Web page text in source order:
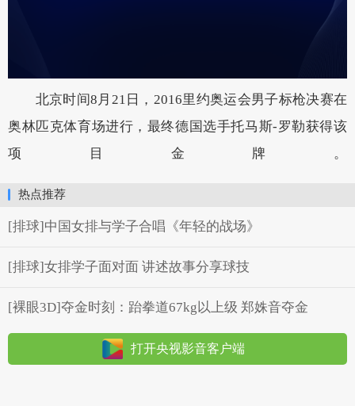
北京时间8月21日，2016里约奥运会男子标枪决赛在
奥林匹克体育场进行，最终德国选手托马斯-罗勒获得该
项目金牌。
热点推荐
[排球]中国女排与学子合唱《年轻的战场》
[排球]女排学子面对面 讲述故事分享球技
[裸眼3D]夺金时刻：跆拳道67kg以上级 郑姝音夺金
打开央视影音客户端